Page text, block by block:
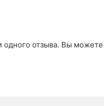
одного отзыва. Вы